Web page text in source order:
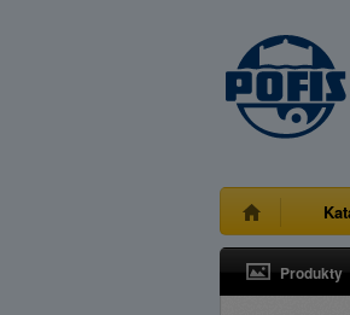
Produkty